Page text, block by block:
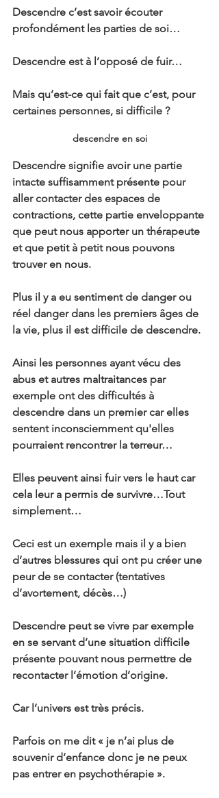
Descendre c’est savoir écouter
profondément les parties de soi…
Descendre est à l’opposé de fuir…
Mais qu’est-ce qui fait que c’est, pour
certaines personnes, si difficile ?
descendre en soi
Descendre signifie avoir une partie
intacte suffisamment présente pour
aller contacter des espaces de
contractions, cette partie enveloppante
que peut nous apporter un thérapeute
et que petit à petit nous pouvons
trouver en nous.
Plus il y a eu sentiment de danger ou
réel danger dans les premiers âges de
la vie, plus il est difficile de descendre.
Ainsi les personnes ayant vécu des
abus et autres maltraitances par
exemple ont des difficultés à
descendre dans un premier car elles
sentent inconsciemment qu'elles
pourraient rencontrer la terreur…
Elles peuvent ainsi fuir vers le haut car
cela leur a permis de survivre…Tout
simplement…
Ceci est un exemple mais il y a bien
d’autres blessures qui ont pu créer une
peur de se contacter (tentatives
d’avortement, décès…)
Descendre peut se vivre par exemple
en se servant d’une situation difficile
présente pouvant nous permettre de
recontacter l’émotion d’origine.
Car l’univers est très précis.
Parfois on me dit « je n’ai plus de
souvenir d’enfance donc je ne peux
pas entrer en psychothérapie ».